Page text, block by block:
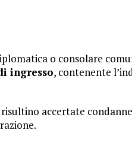
o consolare
ingresso, contenente
accertate